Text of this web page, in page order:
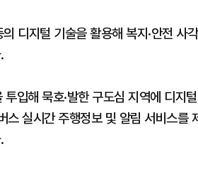
디지털 기술을 활용해 복지·안전 사
입해 묵호·발한 구도심 지역에 디지
실시간 주행정보 및 알림 서비스를